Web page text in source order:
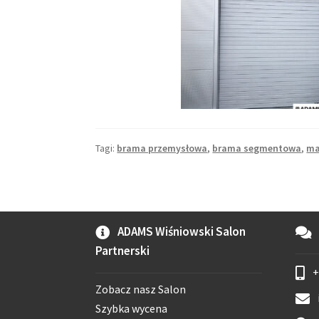
Tagi: brama przemysłowa, brama segmentowa,
ADAMS Wiśniowski Salon
Partnerski
Zobacz nasz Salon
Szybka wycena